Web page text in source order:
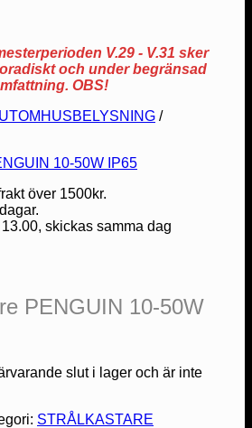
V.29 - V.31 sker
och under begränsad
OBS!
UTOMHUSBELYSNING /
över 1500kr.
skickas samma dag
PENGUIN 10-50W
slut i lager och är inte
STRÅLKASTARE